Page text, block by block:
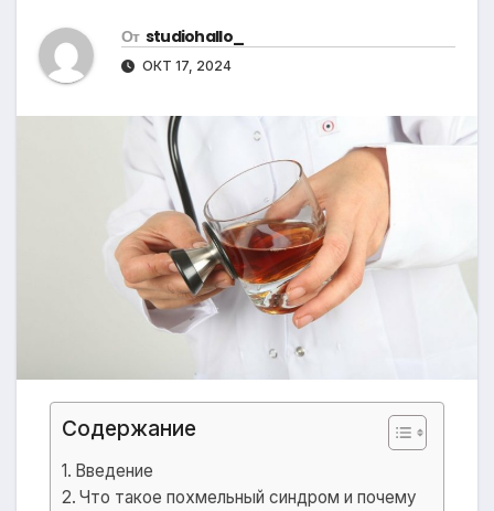
От studiohallo_
ОКТ 17, 2024
Содержание
Введение
Что такое похмельный синдром и почему